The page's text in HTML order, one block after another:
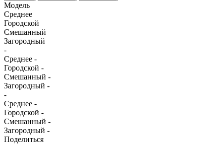
Модель
Среднее
Городской
Смешанный
Загородный
-
Среднее -
Городской -
Смешанный -
Загородный -
-
Среднее -
Городской -
Смешанный -
Загородный -
Поделиться